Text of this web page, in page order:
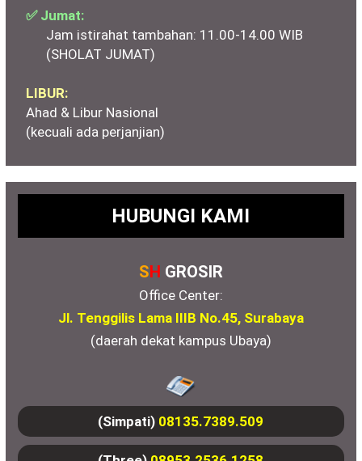
✅ Jumat:
Jam istirahat tambahan: 11.00-14.00 WIB
(SHOLAT JUMAT)
LIBUR:
Ahad & Libur Nasional
(kecuali ada perjanjian)
HUBUNGI KAMI
SH GROSIR
Office Center:
Jl. Tenggilis Lama IIIB No.45, Surabaya
(daerah dekat kampus Ubaya)
(Simpati) 08135.7389.509